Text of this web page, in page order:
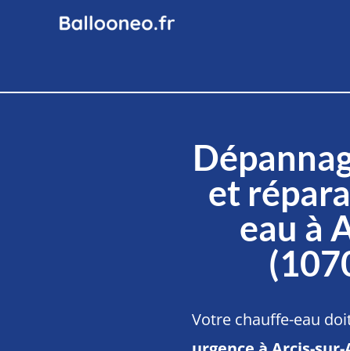
et
eau à
Votre chauffe-eau